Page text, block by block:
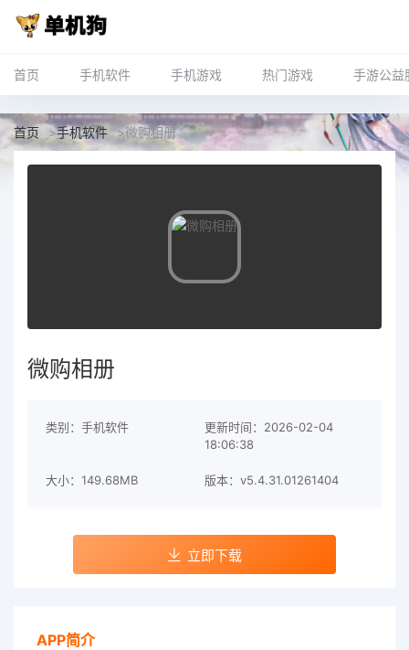
首页 手机软件 手机游戏 热门游戏 手游公益
首页 >手机软件 >微购相册
微购相册
类别：手机软件
更新时间：2026-02-04
18:06:38
大小：149.68MB 版本：v5.4.31.01261404
立即下载
APP简介